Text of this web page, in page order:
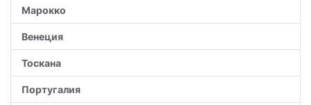
Марокко
Венеция
Тоскана
Португалия